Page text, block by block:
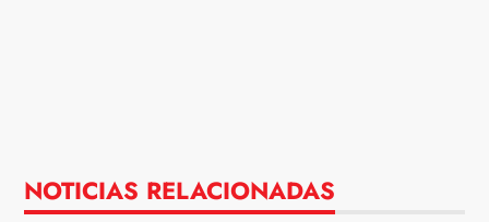
NOTICIAS RELACIONADAS